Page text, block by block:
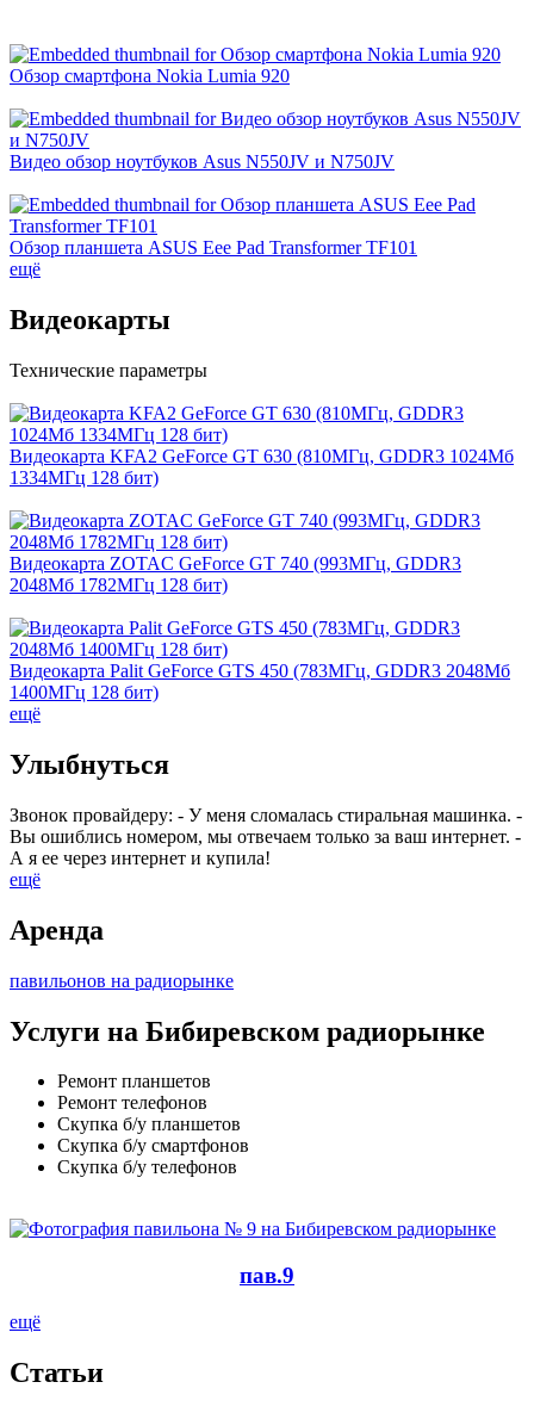
Обзор смартфона Nokia Lumia 920
Видео обзор ноутбуков Asus N550JV и N750JV
Обзор планшета ASUS Eee Pad Transformer TF101
ещё
Видеокарты
Технические параметры
Видеокарта KFA2 GeForce GT 630 (810МГц, GDDR3 1024Мб
1334МГц 128 бит)
Видеокарта ZOTAC GeForce GT 740 (993МГц, GDDR3
2048Мб 1782МГц 128 бит)
Видеокарта Palit GeForce GTS 450 (783МГц, GDDR3 2048Мб
1400МГц 128 бит)
ещё
Улыбнуться
Звонок провайдеру: - У меня сломалась стиральная машинка. -
Вы ошиблись номером, мы отвечаем только за ваш интернет. -
А я ее через интернет и купила!
ещё
Аренда
павильонов на радиорынке
Услуги на Бибиревском радиорынке
Ремонт планшетов
Ремонт телефонов
Скупка б/у планшетов
Скупка б/у смартфонов
Скупка б/у телефонов
пав.9
ещё
Cтатьи